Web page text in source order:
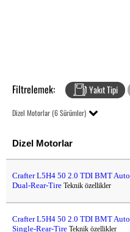
Filtrelemek: Yakıt Tipi
Dizel Motorlar (6 Sürümler)
Dizel Motorlar
Crafter L5H4 50 2.0 TDI BMT Auto
Dual-Rear-Tire Teknik özellikler
Crafter L5H4 50 2.0 TDI BMT Auto
Single-Rear-Tire Teknik özellikler